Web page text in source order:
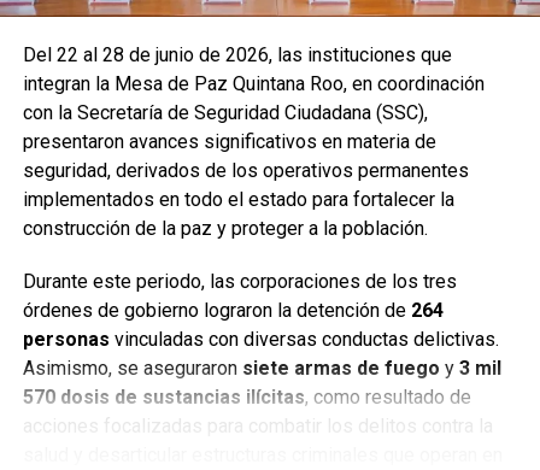
Del 22 al 28 de junio de 2026, las instituciones que
integran la Mesa de Paz Quintana Roo, en coordinación
con la Secretaría de Seguridad Ciudadana (SSC),
presentaron avances significativos en materia de
seguridad, derivados de los operativos permanentes
implementados en todo el estado para fortalecer la
construcción de la paz y proteger a la población.
Durante este periodo, las corporaciones de los tres
órdenes de gobierno lograron la detención de 264
personas vinculadas con diversas conductas delictivas.
Asimismo, se aseguraron siete armas de fuego y 3 mil
570 dosis de sustancias ilícitas, como resultado de
acciones focalizadas para combatir los delitos contra la